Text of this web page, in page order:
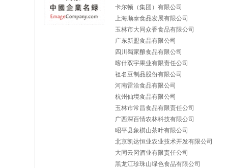
卡尔顿（集团）有限公司
上海顺泰食品发展有限公司
玉林市大同众香食品有限公司
广东新盟食品有限公司
四川蜀家酿食品有限公司
喀什双宇果业有限责任公司
祖名豆制品股份有限公司
河南雷洽食品有限公司
杭州仙境食品有限公司
玉林市常昌食品有限责任公司
广西深百情农林科技有限公司
昭平县象棋山茶叶有限公司
北京凯达恒业农业技术开发有限公司
大同云冈酒业有限责任公司
黑龙江珍珠山绿色食品有限公司